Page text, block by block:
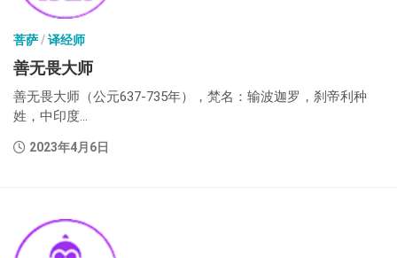
菩萨/译经师
善无畏大师
善无畏大师（公元637-735年），梵名：输波迦罗，刹帝利种
姓，中印度...
2023年4月6日